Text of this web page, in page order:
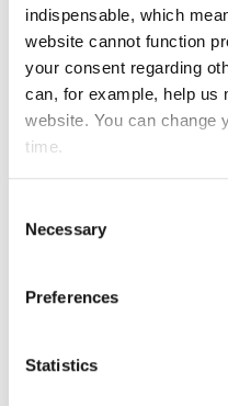
indispensable, which
website cannot function
your consent regarding
can, for example, help us
website. You can change
time.
Selection
Necessary
Preferences
Statistics